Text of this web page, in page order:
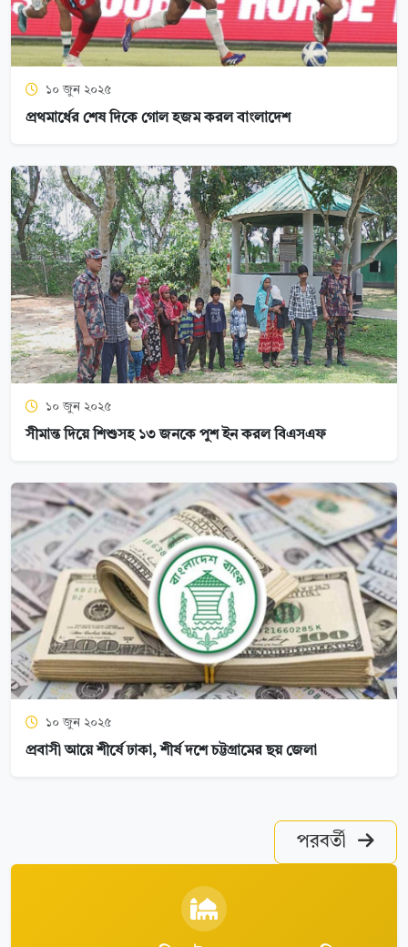
১০ জুন ২০২৫
প্রথমার্ধের শেষ দিকে গোল হজম করল বাংলাদেশ
১০ জুন ২০২৫
সীমান্ত দিয়ে শিশুসহ ১৩ জনকে পুশ ইন করল বিএসএফ
১০ জুন ২০২৫
প্রবাসী আয়ে শীর্ষে ঢাকা, শীর্ষ দশে চট্টগ্রামের ছয় জেলা
পরবর্তী